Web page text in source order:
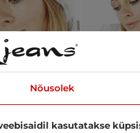
Nõusolek
kasutatakse